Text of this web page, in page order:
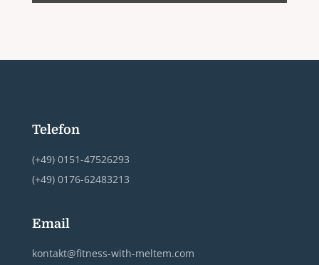
Telefon
(+49) 0151-47526293
(+49) 0176-62483213
Email
kontakt@fitness-with-meltem.com